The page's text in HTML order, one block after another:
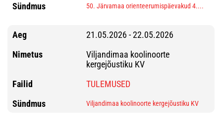
50. Järvamaa orienteerumispäevakud 4....
21.05.2026 - 22.05.2026
Viljandimaa koolinoorte
kergejõustiku KV
TULEMUSED
Viljandimaa koolinoorte kergejõustiku KV